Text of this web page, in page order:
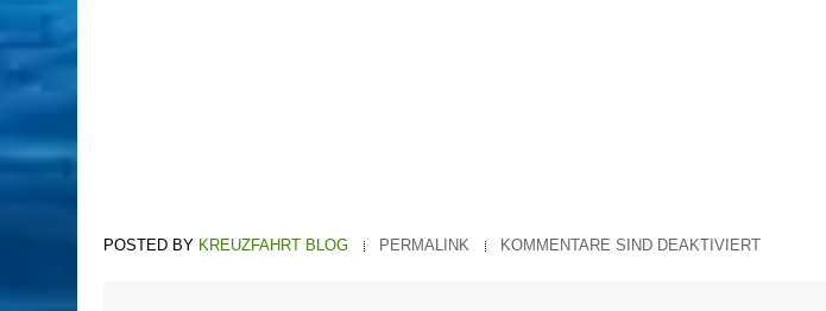
KREUZFAHRT BLOG PERMALINK KOMMENTARE SIND DEAKTIVIERT